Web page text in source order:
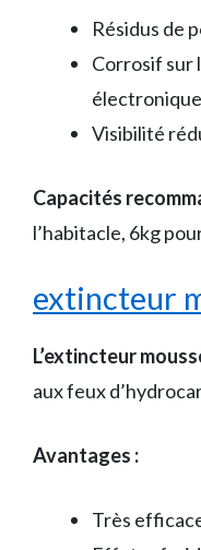
Résidus de
Corrosif sur
Visibilité
Capacités
l’habitacle, 6kg
extincteur
L’extincteur
aux feux
Avantages :
Très